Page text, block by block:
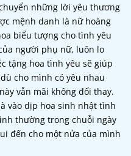
những lời yêu thương
mệnh danh là nữ hoàng
biểu tượng cho tình yêu
người phụ nữ, luôn lo
tặng hoa tình yêu sẽ giúp
cho mình có yêu nhau
vẫn mãi không đổi thay.
vào dịp hoa sinh nhật tình
thường trong chuỗi ngày
đến cho một nửa của mình